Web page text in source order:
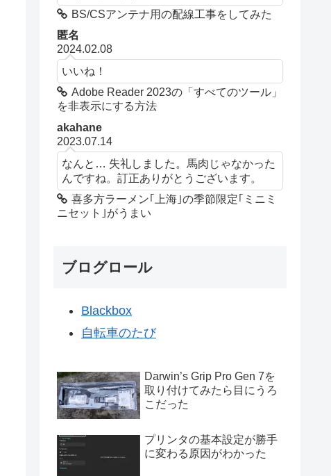
BS/CSアンテナ用の配線工事をしてみた
匿名
2024.02.08
いいね！
Adobe Reader 2023の「すべてのツール」
を非表示にする方法
akahane
2023.07.14
なんと… 失礼しました。馬肉じゃなかった
んですね。訂正ありがとうございます。
喜多方ラーメン｢上海｣の季節限定｢ミニミ
ニセット｣がうまい
ブログロール
Blackbox
自転車のたび
Darwin’s Grip Pro Gen 7を
取り付けてみたら目にうろ
こだった
プリンタの基本設定が勝手
に変わる原因がわかった